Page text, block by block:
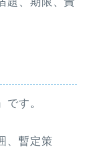
す。
、暫定策